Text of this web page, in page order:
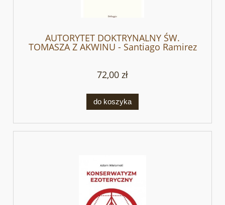
AUTORYTET DOKTRYNALNY ŚW.
TOMASZA Z AKWINU - Santiago Ramirez
72,00 zł
do koszyka